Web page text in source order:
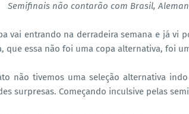
Semifinais não contarão com Brasil,
vai entrando na derradeira semana e já vi
que essa não foi uma copa alternativa, foi
não tivemos uma seleção alternativa
surpresas. Começando inculsive pelas